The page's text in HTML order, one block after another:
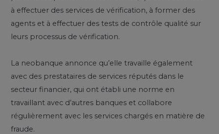
à effectuer des services de vérification, à former des
agents et à effectuer des tests de contrôle qualité sur
leurs processus de vérification.
La neobanque annonce qu’elle travaille également
avec des prestataires de services réputés dans le
secteur financier, qui ont établi une norme en
travaillant avec d’autres banques et collabore
régulièrement avec les services chargés en matière de
fraude.